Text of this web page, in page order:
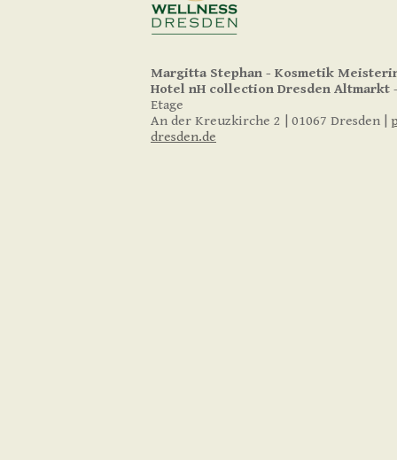
Margitta Stephan - Kosmetik
Hotel nH collection Dresden Altmarkt
Etage
An der Kreuzkirche 2 | 01067 Dresden |
dresden.de